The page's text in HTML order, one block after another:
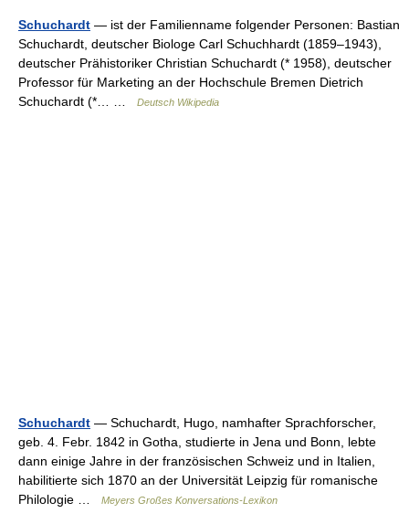
Schuchardt — ist der Familienname folgender Personen: Bastian
Schuchardt, deutscher Biologe Carl Schuchhardt (1859–1943),
deutscher Prähistoriker Christian Schuchardt (* 1958), deutscher
Professor für Marketing an der Hochschule Bremen Dietrich
Schuchardt (*… …
Deutsch Wikipedia
Schuchardt — Schuchardt, Hugo, namhafter Sprachforscher,
geb. 4. Febr. 1842 in Gotha, studierte in Jena und Bonn, lebte
dann einige Jahre in der französischen Schweiz und in Italien,
habilitierte sich 1870 an der Universität Leipzig für romanische
Philologie …
Meyers Großes Konversations-Lexikon